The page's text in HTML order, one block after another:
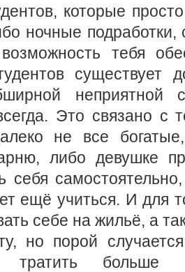
которые
ночные
тебя
существует
неприятной
Это связано с
не все
либо девушке
себя
ещё учиться. И для
себе на жильё, а
но порой
тратить больше